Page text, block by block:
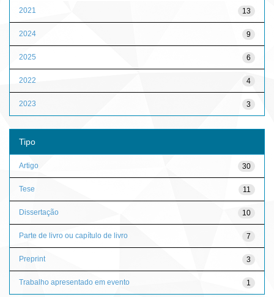
13
2021
9
2024
6
2025
4
2022
3
2023
Tipo
30
Artigo
11
Tese
10
Dissertação
7
Parte de livro ou capítulo de livro
3
Preprint
1
Trabalho apresentado em evento